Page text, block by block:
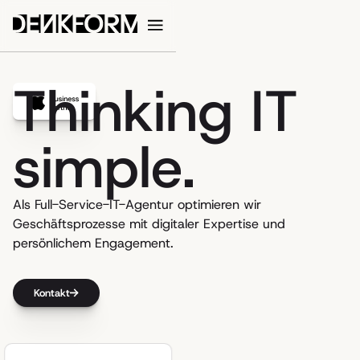
Thinking IT
simple.
Als Full-Service-IT-Agentur optimieren wir
Geschäftsprozesse mit digitaler Expertise und
persönlichem Engagement.
Kontakt